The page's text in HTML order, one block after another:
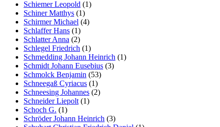
Schiemer Leopold (1)
Schiner Matthys (1)
Schirmer Michael (4)
Schlaffer Hans (1)
Schlatter Anna (2)
Schlegel Friedrich (1)
Schmedding Johann Heinrich (1)
Schmidt Johann Eusebius (3)
Schmolck Benjamin (53)
Schneegaß Cyriacus (1)
Schneesing Johannes (2)
Schneider Liepolt (1)
Schoch G. (1)
Schröder Johann Heinrich (3)